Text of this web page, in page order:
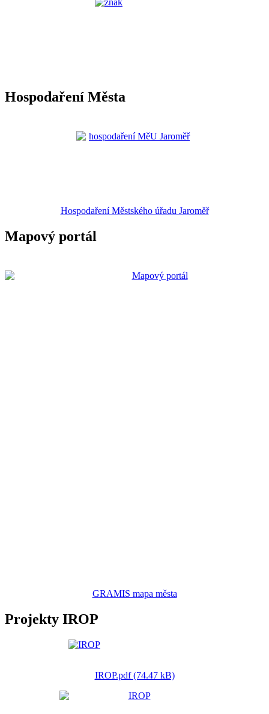
Hospodaření Města
Hospodaření Městského úřadu Jaroměř
Mapový portál
GRAMIS mapa města
Projekty IROP
IROP.pdf (74.47 kB)